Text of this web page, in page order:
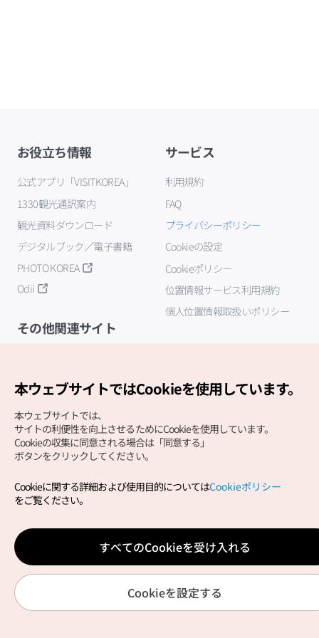
お役立ち情報
公式アプリ「VISITKOREA」
1330観光通訳案内
観光資料ダウンロード
デジタルブック／電子書籍
PHOTO KOREA
Odii
サービス
利用規約
FAQ
プライバシーポリシー
Cookieの設定
Cookieポリシー
位置情報サービス利用規約
個人位置情報取扱いポリシー
その他関連サイト
Copyright (c) Korea Tourism Organization All Rights
サイトエラー報告公式メール
japanese@knto.or.kr
本ウェブサイトではCookieを使用しています。
本ウェブサイトでは、
サイトの利便性を向上させるためにCookieを使用しています。
Cookieの収集に同意される場合は「同意する」
ボタンをクリックしてください。
Cookieに関する詳細および使用目的についてはCookieポリシー
をご覧ください。
すべてのCookieを受け入れる
Cookieを設定する